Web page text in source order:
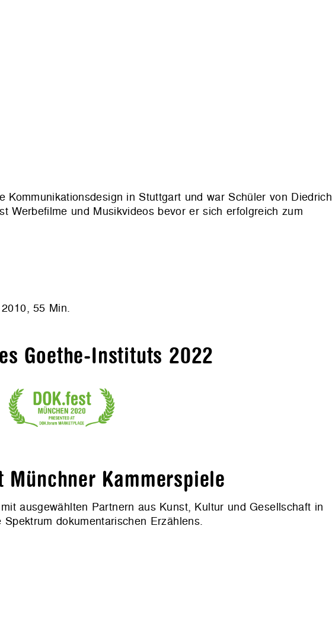
in Stuttgart und war Schüler von Diedrich
Werbefilme und Musikvideos bevor er sich erfolgreich zum
55 Min.
Goethe-Instituts 2022
Kammerspiele
ausgewählten Partnern aus Kunst, Kultur und Gesellschaft in
dokumentarischen Erzählens.